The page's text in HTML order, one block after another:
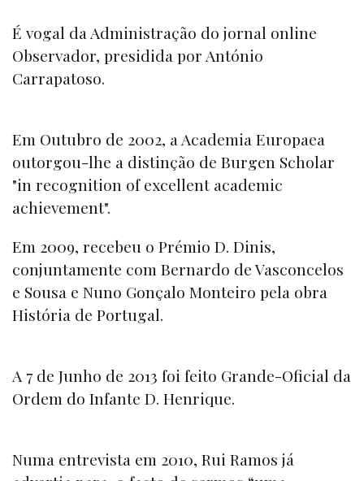
É vogal da Administração do jornal online
Observador, presidida por António
Carrapatoso.
Em Outubro de 2002, a Academia Europaea
outorgou-lhe a distinção de Burgen Scholar
"in recognition of excellent academic
achievement".
Em 2009, recebeu o Prémio D. Dinis,
conjuntamente com Bernardo de Vasconcelos
e Sousa e Nuno Gonçalo Monteiro pela obra
História de Portugal.
A 7 de Junho de 2013 foi feito Grande-Oficial da
Ordem do Infante D. Henrique.
Numa entrevista em 2010, Rui Ramos já